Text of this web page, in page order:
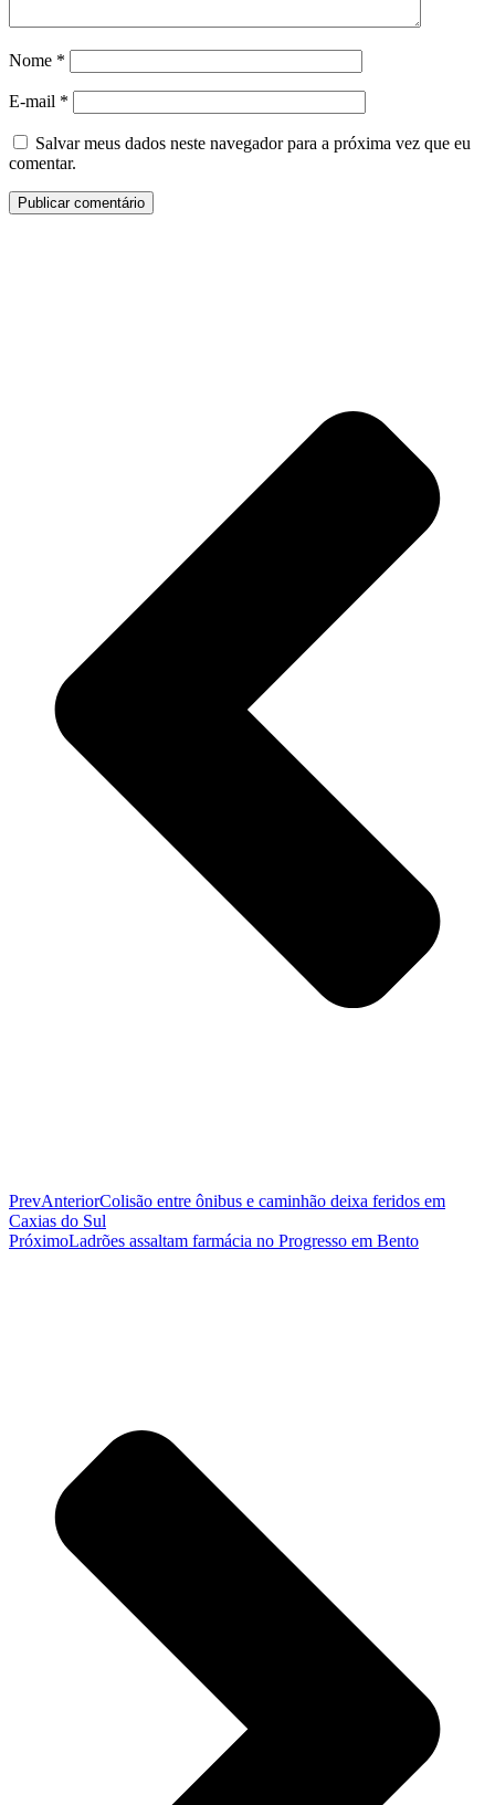
Nome *
E-mail *
Salvar meus dados neste navegador para a próxima vez que eu
comentar.
PrevAnteriorColisão entre ônibus e caminhão deixa feridos em
Caxias do Sul
PróximoLadrões assaltam farmácia no Progresso em Bento